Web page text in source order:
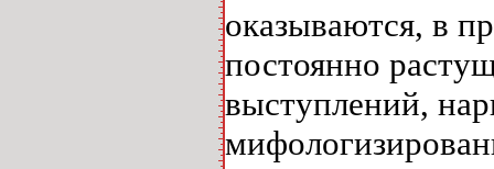
оказываются, в
постоянно
выступлений,